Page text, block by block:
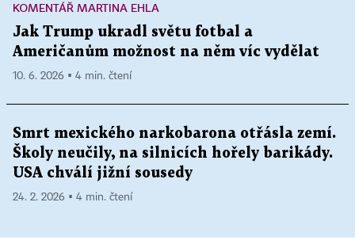
KOMENTÁŘ MARTINA EHLA
Jak Trump ukradl světu fotbal a
Američanům možnost na něm víc vydělat
10. 6. 2026 ▪ 4 min. čtení
Smrt mexického narkobarona otřásla zemí.
Školy neučily, na silnicích hořely barikády.
USA chválí jižní sousedy
24. 2. 2026 ▪ 4 min. čtení